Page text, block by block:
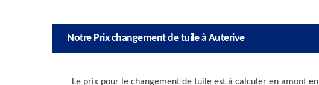
Notre Prix changement de tuile à Auterive
Le prix pour le changement de tuile est à calculer en amont